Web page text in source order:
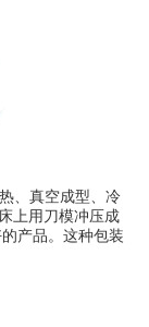
、真空成型、冷
上用刀模冲压成
产品。这种包装